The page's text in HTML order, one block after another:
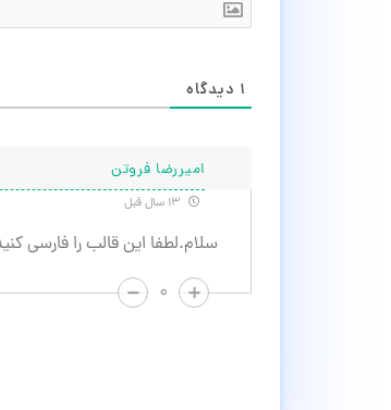
۱ دیدگاه
امیررضا فروتن
سلام.لطفا این قالب را فارسی
۰